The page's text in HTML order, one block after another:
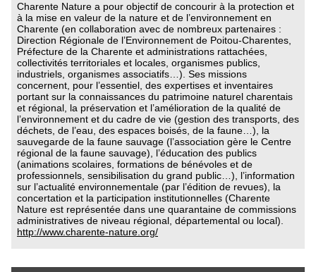
Charente Nature a pour objectif de concourir à la protection et
à la mise en valeur de la nature et de l’environnement en
Charente (en collaboration avec de nombreux partenaires :
Direction Régionale de l’Environnement de Poitou-Charentes,
Préfecture de la Charente et administrations rattachées,
collectivités territoriales et locales, organismes publics,
industriels, organismes associatifs…). Ses missions
concernent, pour l’essentiel, des expertises et inventaires
portant sur la connaissances du patrimoine naturel charentais
et régional, la préservation et l’amélioration de la qualité de
l’environnement et du cadre de vie (gestion des transports, des
déchets, de l’eau, des espaces boisés, de la faune…), la
sauvegarde de la faune sauvage (l’association gère le Centre
régional de la faune sauvage), l’éducation des publics
(animations scolaires, formations de bénévoles et de
professionnels, sensibilisation du grand public…), l’information
sur l’actualité environnementale (par l’édition de revues), la
concertation et la participation institutionnelles (Charente
Nature est représentée dans une quarantaine de commissions
administratives de niveau régional, départemental ou local).
http://www.charente-nature.org/